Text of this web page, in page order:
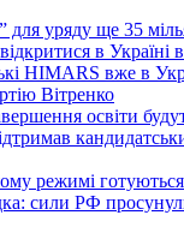
уряду ще 35
в Україні
HIMARS вже в
Вітренко
освіти
режимі
сили РФ